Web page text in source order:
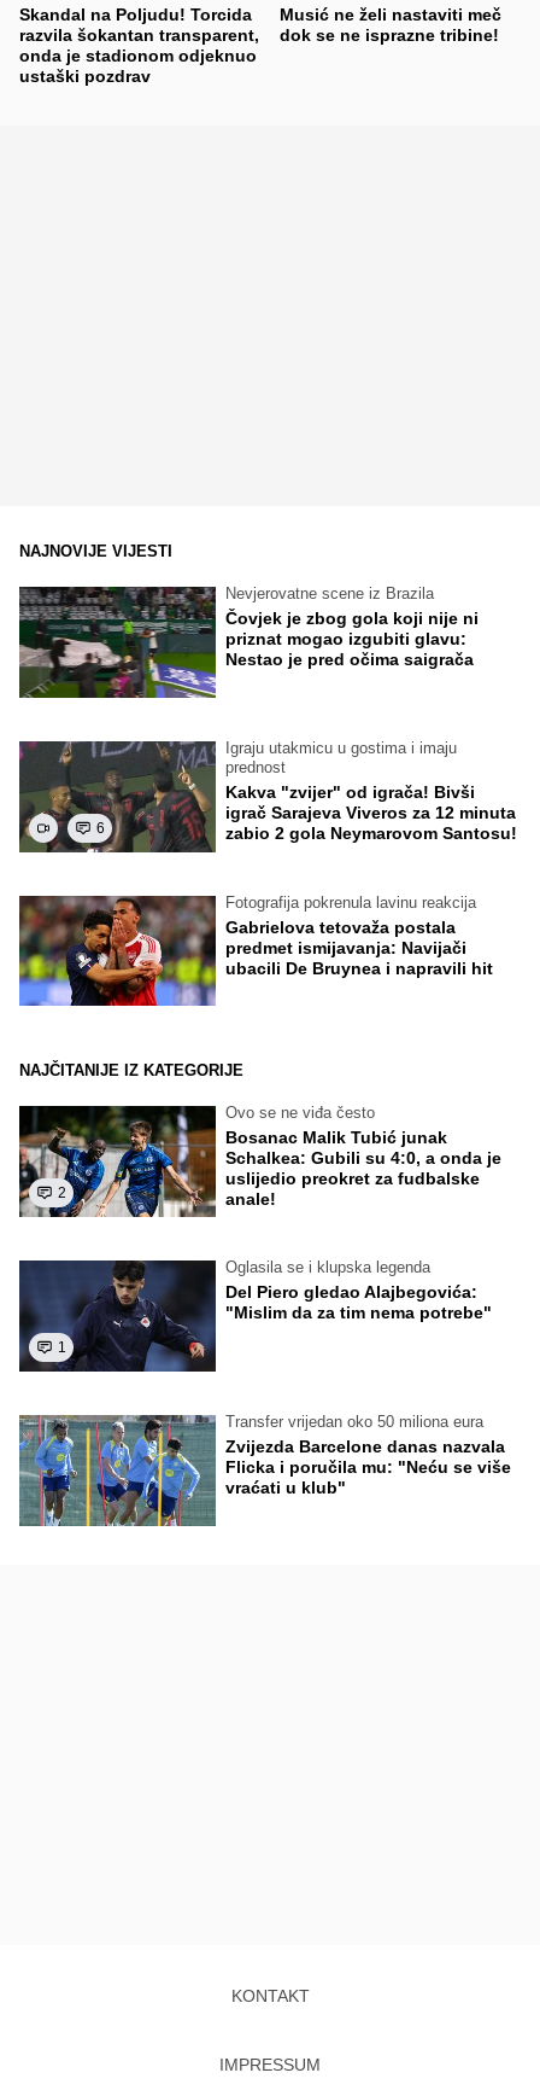
Skandal na Poljudu! Torcida
razvila šokantan transparent,
onda je stadionom odjeknuo
ustaški pozdrav
Musić ne želi nastaviti meč
dok se ne isprazne tribine!
NAJNOVIJE VIJESTI
Nevjerovatne scene iz Brazila
Čovjek je zbog gola koji nije ni
priznat mogao izgubiti glavu:
Nestao je pred očima saigrača
6
Igraju utakmicu u gostima i imaju
prednost
Kakva "zvijer" od igrača! Bivši
igrač Sarajeva Viveros za 12 minuta
zabio 2 gola Neymarovom Santosu!
Fotografija pokrenula lavinu reakcija
Gabrielova tetovaža postala
predmet ismijavanja: Navijači
ubacili De Bruynea i napravili hit
NAJČITANIJE IZ KATEGORIJE
2
Ovo se ne viđa često
Bosanac Malik Tubić junak
Schalkea: Gubili su 4:0, a onda je
uslijedio preokret za fudbalske
anale!
1
Oglasila se i klupska legenda
Del Piero gledao Alajbegovića:
"Mislim da za tim nema potrebe"
Transfer vrijedan oko 50 miliona eura
Zvijezda Barcelone danas nazvala
Flicka i poručila mu: "Neću se više
vraćati u klub"
KONTAKT
IMPRESSUM